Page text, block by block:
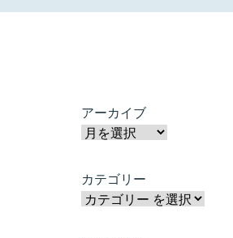
アーカイブ
カテゴリー